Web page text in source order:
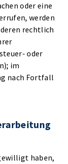
oder eine
werden
rechtlich
oder
im
nach Fortfall
haben,